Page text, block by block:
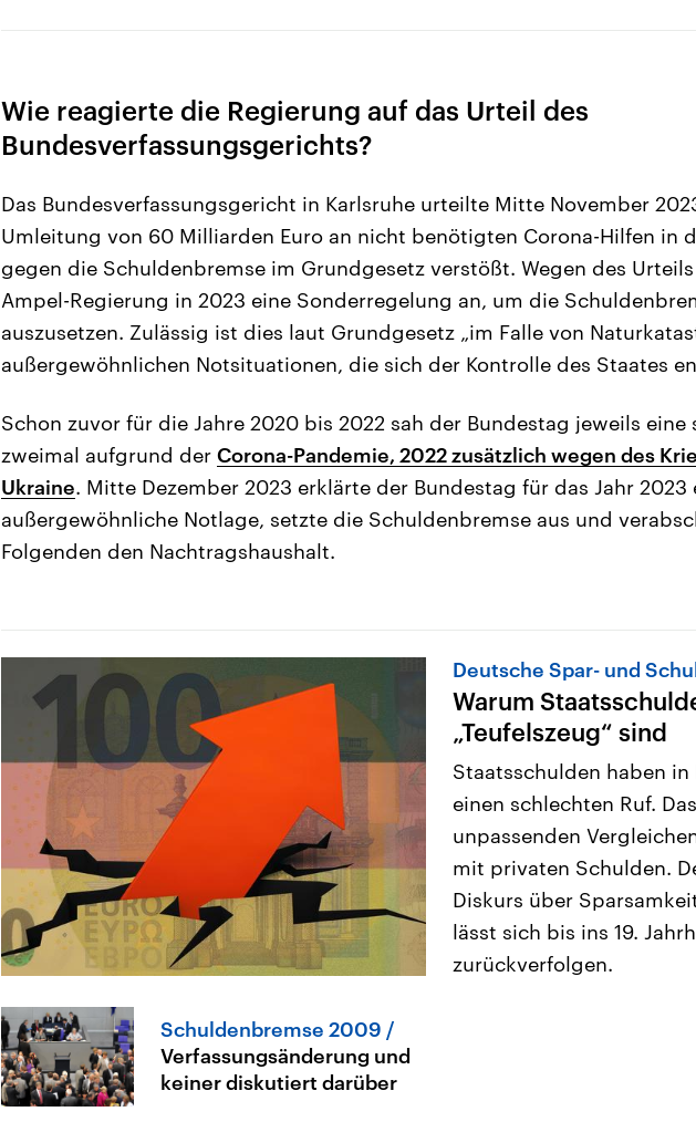
Wie reagierte die Regierung auf das Urteil des
Bundesverfassungsgerichts?
Das Bundesverfassungsgericht in Karlsruhe urteilte Mitte November
Umleitung von 60 Milliarden Euro an nicht benötigten Corona-Hilfen in
gegen die Schuldenbremse im Grundgesetz verstößt. Wegen des
Ampel-Regierung in 2023 eine Sonderregelung an, um die
auszusetzen. Zulässig ist dies laut Grundgesetz „im Falle von
außergewöhnlichen Notsituationen, die sich der Kontrolle des Staates
Schon zuvor für die Jahre 2020 bis 2022 sah der Bundestag jeweils eine
zweimal aufgrund der Corona-Pandemie, 2022 zusätzlich wegen des
Ukraine. Mitte Dezember 2023 erklärte der Bundestag für das Jahr 2023
außergewöhnliche Notlage, setzte die Schuldenbremse aus und
Folgenden den Nachtragshaushalt.
Deutsche Spar- und
Warum
„Teufelszeug“ sind
Staatsschulden haben in
einen schlechten Ruf.
unpassenden
mit privaten Schulden.
Diskurs über
lässt sich bis ins 19.
zurückverfolgen.
Schuldenbremse 2009
Verfassungsänderung und
keiner diskutiert darüber